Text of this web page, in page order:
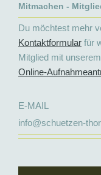
Mitmachen -
Du möchtest mehr
Kontaktformular für
Mitglied mit unserem
Online-
E-MAIL
info@schuetzen-